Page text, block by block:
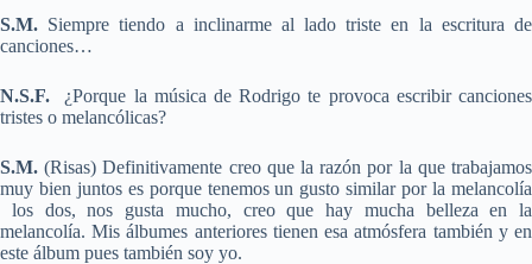
S.M. Siempre tiendo a inclinarme al lado triste en la escritura de
canciones…
N.S.F. ¿Porque la música de Rodrigo te provoca escribir canciones
tristes o melancólicas?
S.M.(Risas) Definitivamente creo que la razón por la que trabajamos
muy bien juntos es porque tenemos un gusto similar por la melancolía
los dos, nos gusta mucho, creo que hay mucha belleza en la
melancolía. Mis álbumes anteriores tienen esa atmósfera también y en
este álbum pues también soy yo.